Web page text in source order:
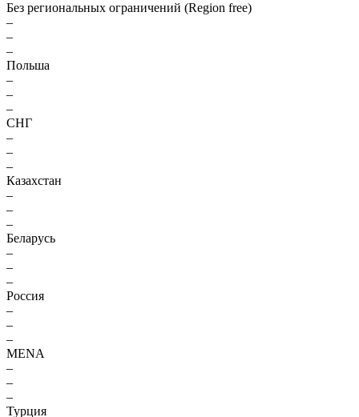
Без региональных ограничений (Region free)
–
–
–
Польша
–
–
–
СНГ
–
–
–
Казахстан
–
–
–
Беларусь
–
–
–
Россия
–
–
–
MENA
–
–
–
Турция